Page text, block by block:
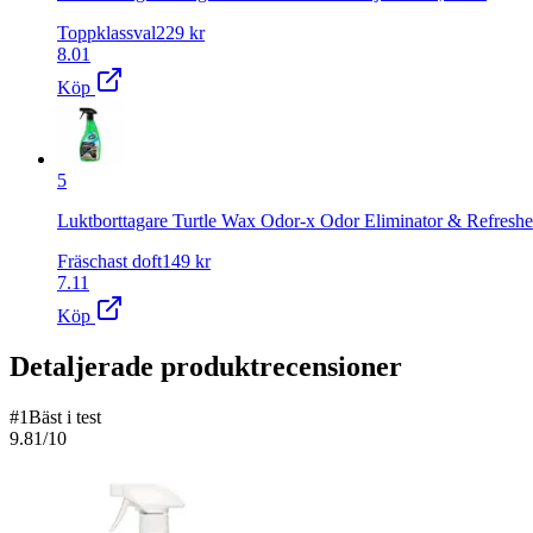
Toppklassval229 kr
8.01
Köp
5
Luktborttagare Turtle Wax Odor-x Odor Eliminator &
Fräschast doft149 kr
7.11
Köp
Detaljerade produktrecensioner
#1Bäst i test
9.81/10